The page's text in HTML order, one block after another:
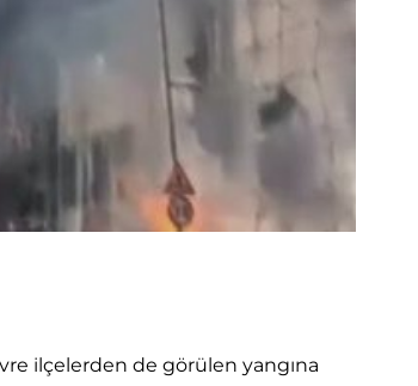
ilçelerden de görülen yangına